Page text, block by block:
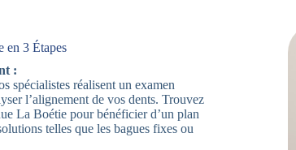
en 3 Étapes
:
spécialistes réalisent un examen
l’alignement de vos dents. Trouvez
La Boétie pour bénéficier d’un plan
telles que les bagues fixes ou